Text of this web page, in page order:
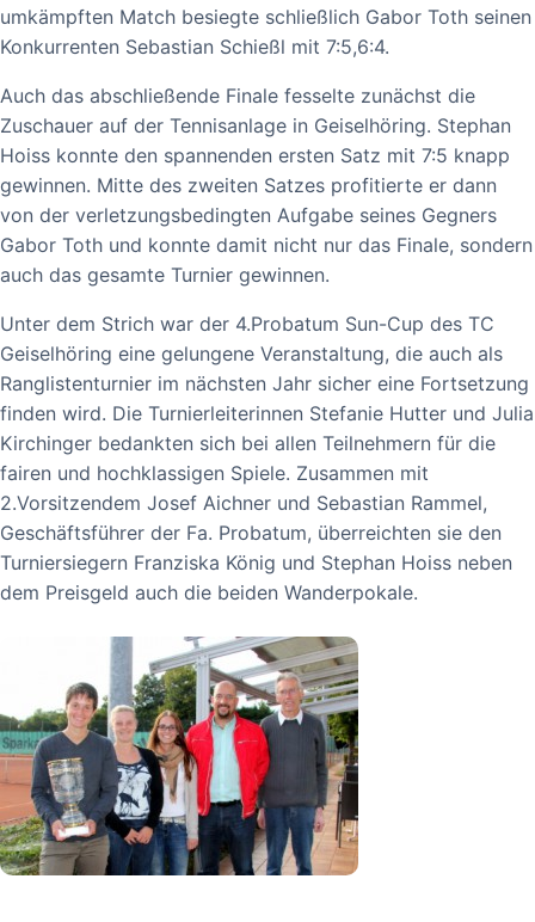
umkämpften Match besiegte schließlich Gabor Toth seinen
Konkurrenten Sebastian Schießl mit 7:5,6:4.
Auch das abschließende Finale fesselte zunächst die
Zuschauer auf der Tennisanlage in Geiselhöring. Stephan
Hoiss konnte den spannenden ersten Satz mit 7:5 knapp
gewinnen. Mitte des zweiten Satzes profitierte er dann
von der verletzungsbedingten Aufgabe seines Gegners
Gabor Toth und konnte damit nicht nur das Finale, sondern
auch das gesamte Turnier gewinnen.
Unter dem Strich war der 4.Probatum Sun-Cup des TC
Geiselhöring eine gelungene Veranstaltung, die auch als
Ranglistenturnier im nächsten Jahr sicher eine Fortsetzung
finden wird. Die Turnierleiterinnen Stefanie Hutter und Julia
Kirchinger bedankten sich bei allen Teilnehmern für die
fairen und hochklassigen Spiele. Zusammen mit
2.Vorsitzendem Josef Aichner und Sebastian Rammel,
Geschäftsführer der Fa. Probatum, überreichten sie den
Turniersiegern Franziska König und Stephan Hoiss neben
dem Preisgeld auch die beiden Wanderpokale.